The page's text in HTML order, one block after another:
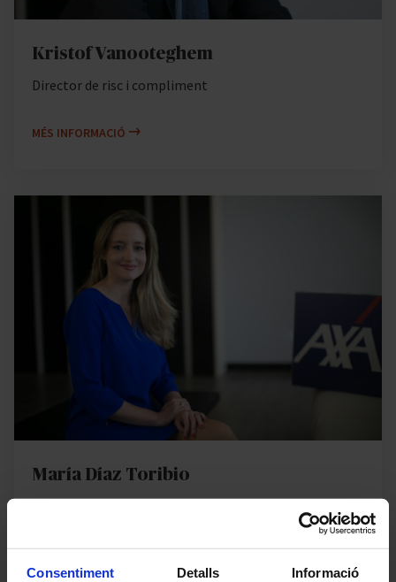
Consentiment Detalls Informació
Kristof Vanooteghem
Director de risc i compliment
MÉS INFORMACIÓ
María Díaz Toribio
MÉS INFORMACIÓ